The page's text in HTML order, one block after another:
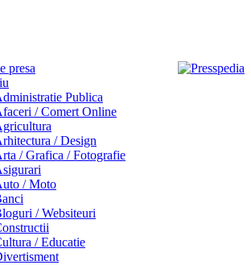
presa
Publica
/ Comert Online
/ Design
/ Grafica / Fotografie
/ Moto
/ Websiteuri
/ Educatie